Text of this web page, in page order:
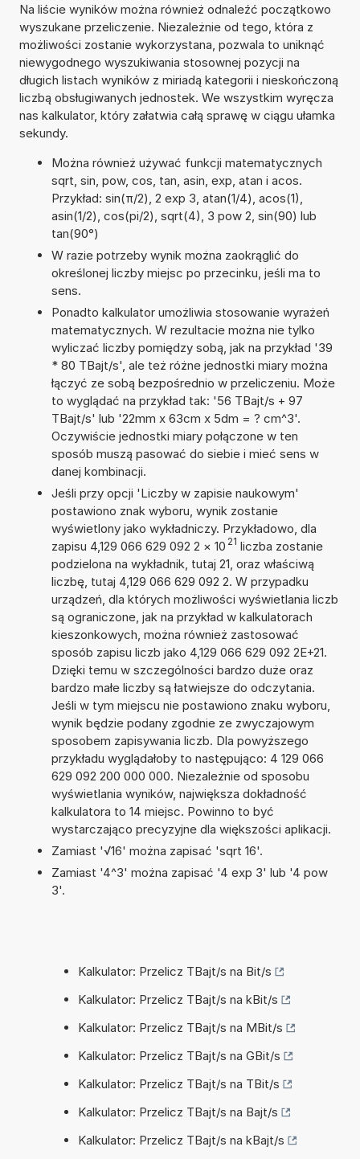
Na liście wyników można również odnaleźć początkowo
wyszukane przeliczenie. Niezależnie od tego, która z
możliwości zostanie wykorzystana, pozwala to uniknąć
niewygodnego wyszukiwania stosownej pozycji na
długich listach wyników z miriadą kategorii i nieskończoną
liczbą obsługiwanych jednostek. We wszystkim wyręcza
nas kalkulator, który załatwia całą sprawę w ciągu ułamka
sekundy.
Można również używać funkcji matematycznych
sqrt, sin, pow, cos, tan, asin, exp, atan i acos.
Przykład: sin(π/2), 2 exp 3, atan(1/4), acos(1),
asin(1/2), cos(pi/2), sqrt(4), 3 pow 2, sin(90) lub
tan(90°)
W razie potrzeby wynik można zaokrąglić do
określonej liczby miejsc po przecinku, jeśli ma to
sens.
Ponadto kalkulator umożliwia stosowanie wyrażeń
matematycznych. W rezultacie można nie tylko
wyliczać liczby pomiędzy sobą, jak na przykład '39
* 80 TBajt/s', ale też różne jednostki miary można
łączyć ze sobą bezpośrednio w przeliczeniu. Może
to wyglądać na przykład tak: '56 TBajt/s + 97
TBajt/s' lub '22mm x 63cm x 5dm = ? cm^3'.
Oczywiście jednostki miary połączone w ten
sposób muszą pasować do siebie i mieć sens w
danej kombinacji.
Jeśli przy opcji 'Liczby w zapisie naukowym'
postawiono znak wyboru, wynik zostanie
wyświetlony jako wykładniczy. Przykładowo, dla
zapisu 4,129 066 629 092 2 × 10 21 liczba zostanie
podzielona na wykładnik, tutaj 21, oraz właściwą
liczbę, tutaj 4,129 066 629 092 2. W przypadku
urządzeń, dla których możliwości wyświetlania liczb
są ograniczone, jak na przykład w kalkulatorach
kieszonkowych, można również zastosować
sposób zapisu liczb jako 4,129 066 629 092 2E+21.
Dzięki temu w szczególności bardzo duże oraz
bardzo małe liczby są łatwiejsze do odczytania.
Jeśli w tym miejscu nie postawiono znaku wyboru,
wynik będzie podany zgodnie ze zwyczajowym
sposobem zapisywania liczb. Dla powyższego
przykładu wyglądałoby to następująco: 4 129 066
629 092 200 000 000. Niezależnie od sposobu
wyświetlania wyników, największa dokładność
kalkulatora to 14 miejsc. Powinno to być
wystarczająco precyzyjne dla większości aplikacji.
Zamiast '√16' można zapisać 'sqrt 16'.
Zamiast '4^3' można zapisać '4 exp 3' lub '4 pow
3'.
Kalkulator: Przelicz TBajt/s na Bit/s
Kalkulator: Przelicz TBajt/s na kBit/s
Kalkulator: Przelicz TBajt/s na MBit/s
Kalkulator: Przelicz TBajt/s na GBit/s
Kalkulator: Przelicz TBajt/s na TBit/s
Kalkulator: Przelicz TBajt/s na Bajt/s
Kalkulator: Przelicz TBajt/s na kBajt/s